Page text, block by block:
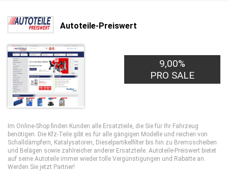
Autoteile-Preiswert
9,00%
PRO SALE
Im Online-Shop finden Kunden alle Ersatzteile, die Sie für Ihr Fahrzeug
benötigen. Die Kfz-Teile gibt es für alle gängigen Modelle und reichen von
Schalldämpfern, Katalysatoren, Dieselpartikelfilter bis hin zu Bremsscheiben
und Belägen sowie zahlreicher anderer Ersatzteile. Autoteile-Preiswert bietet
auf seine Autoteile immer wieder tolle Vergünstigungen und Rabatte an.
Werden Sie jetzt Partner!